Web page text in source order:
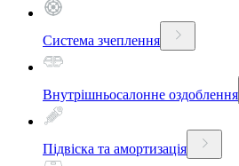
Система зчеплення
Внутрішньосалонне оздоблення
Підвіска та амортизація